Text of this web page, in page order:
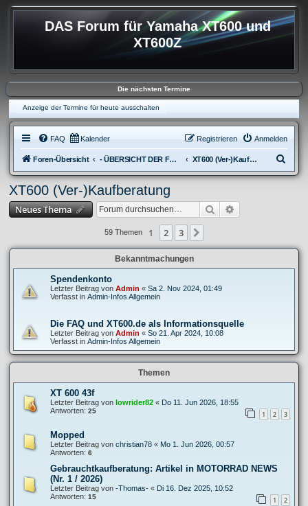
DAS Forum für Yamaha XT600 und
XT600Z
Die nächsten Termine
Anzeige der Termine für heute ausschalten
FAQ Kalender Anmelden
Registrieren
Foren-Übersicht - ÜBERSICHT DER FOREN XT600 XT600 (Ver-)Kaufberatung
u
XT600 (Ver-)Kaufberatung
Neues Thema Suche
59 Themen 1 2 3
Bekanntmachungen
Spendenkonto
Letzter Beitrag von Admin « Sa 2. Nov 2024, 01:49
Verfasst in Admin-Infos Allgemein
Die FAQ und XT600.de als Informationsquelle
Letzter Beitrag von Admin « So 21. Apr 2024, 10:08
Verfasst in Admin-Infos Allgemein
Themen
XT 600 43f
Letzter Beitrag von lowrider82 « Do 11. Jun 2026, 18:55
Antworten: 25 1 2 3
Mopped
Letzter Beitrag von christian78 « Mo 1. Jun 2026, 00:57
Antworten: 6
Gebrauchtkaufberatung: Artikel in MOTORRAD NEWS
(Nr. 1 / 2026)
Letzter Beitrag von -Thomas- « Di 16. Dez 2025, 10:52
Antworten: 15 1 2